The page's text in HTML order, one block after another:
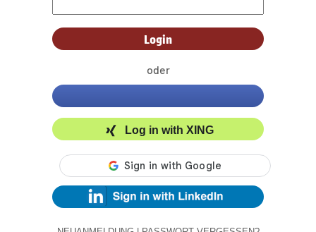
oder
Log in with XING